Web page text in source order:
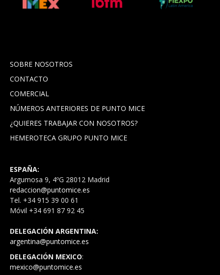
SOBRE NOSOTROS
CONTACTO
COMERCIAL
NÚMEROS ANTERIORES DE PUNTO MICE
¿QUIERES TRABAJAR CON NOSOTROS?
HEMEROTECA GRUPO PUNTO MICE
ESPAÑA:
Argumosa 9, 4ºG 28012 Madrid
redaccion@puntomice.es
Tel. +34 915 39 00 61
Móvil +34 691 87 92 45
DELEGACIÓN ARGENTINA:
argentina@puntomice.es
DELEGACIÓN MEXICO:
mexico@puntomice.es